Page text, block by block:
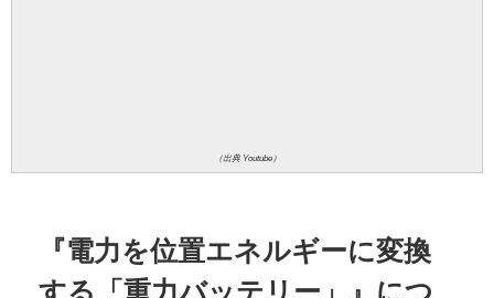
（出典 Youtube）
『電力を位置エネルギーに変換
する「重力バッテリー」』につ